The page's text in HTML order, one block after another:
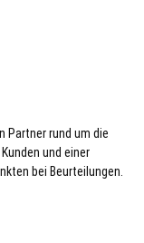
Partner rund um die
und einer
bei Beurteilungen.